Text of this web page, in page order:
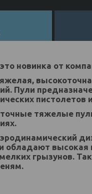
новинка от
Пули
пистолетов
тяжелые
обладают
грызунов.